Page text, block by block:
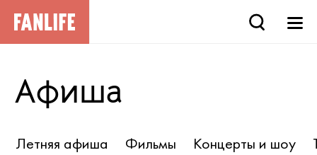
Афиша
Летняя афиша Фильмы Концерты и шоу